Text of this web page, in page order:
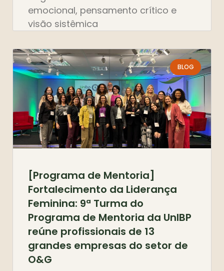
emocional, pensamento crítico e
visão sistêmica
BLOG
[Programa de Mentoria]
Fortalecimento da Liderança
Feminina: 9ª Turma do
Programa de Mentoria da UnIBP
reúne profissionais de 13
grandes empresas do setor de
O&G